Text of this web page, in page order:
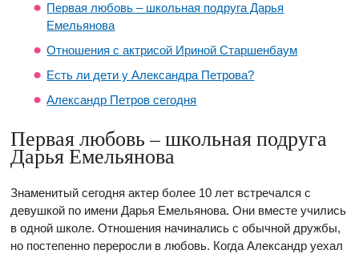
Первая любовь – школьная подруга Дарья
Емельянова
Отношения с актрисой Ириной Старшенбаум
Есть ли дети у Александра Петрова?
Александр Петров сегодня
Первая любовь – школьная подруга
Дарья Емельянова
Знаменитый сегодня актер более 10 лет встречался с
девушкой по имени Дарья Емельянова. Они вместе учились
в одной школе. Отношения начинались с обычной дружбы,
но постепенно переросли в любовь. Когда Александр уехал